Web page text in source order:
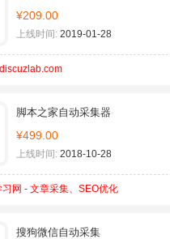
¥209.00
上线时间: 2019-01-28
脚本之家自动采集器
¥499.00
上线时间: 2018-10-28
网 - 文章采集、SEO优化
搜狗微信自动采集